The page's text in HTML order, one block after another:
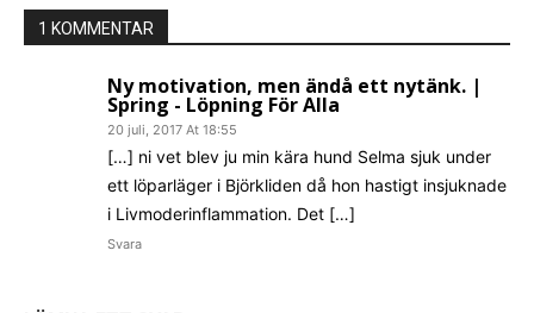
1 KOMMENTAR
Ny motivation, men ändå ett nytänk. |
Spring - Löpning För Alla
20 juli, 2017 At 18:55
[…] ni vet blev ju min kära hund Selma sjuk under
ett löparläger i Björkliden då hon hastigt insjuknade
i Livmoderinflammation. Det […]
Svara